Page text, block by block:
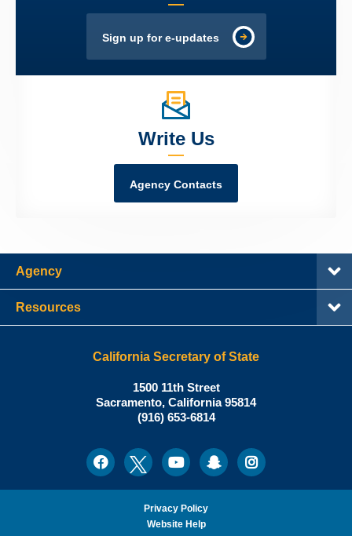
Sign up for e-updates
Write Us
Agency Contacts
Agency
Resources
California Secretary of State
Shirley
N.
Weber,
California
Secretary
of
State
1500 11th Street
Sacramento, California95814
Office:
(916) 653-6814
FacebookTwitterYoutubeSnapchatInstagram
Privacy Policy
Website Help